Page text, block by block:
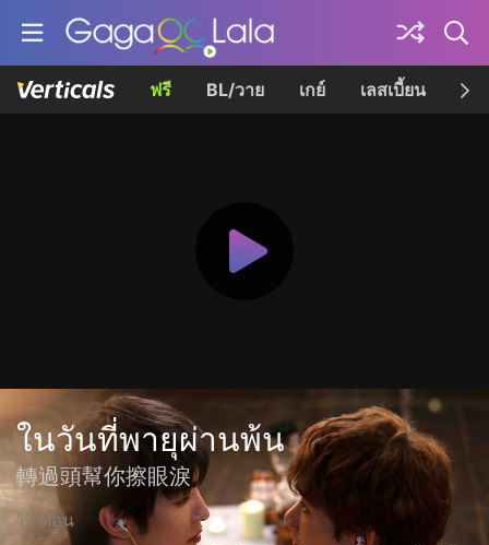
ฟรี BL/วาย เกย์ เลสเบี้ยน เค
ในวันที่พายุผ่านพ้น
轉過頭幫你擦眼淚
12 ตอน